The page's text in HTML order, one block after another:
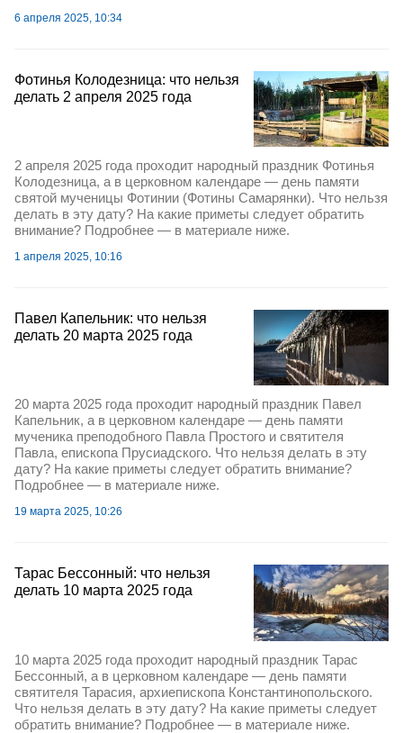
6 апреля 2025, 10:34
Фотинья Колодезница: что нельзя
делать 2 апреля 2025 года
2 апреля 2025 года проходит народный праздник Фотинья
Колодезница, а в церковном календаре — день памяти
святой мученицы Фотинии (Фотины Самарянки). Что нельзя
делать в эту дату? На какие приметы следует обратить
внимание? Подробнее — в материале ниже.
1 апреля 2025, 10:16
Павел Капельник: что нельзя
делать 20 марта 2025 года
20 марта 2025 года проходит народный праздник Павел
Капельник, а в церковном календаре — день памяти
мученика преподобного Павла Простого и святителя
Павла, епископа Прусиадского. Что нельзя делать в эту
дату? На какие приметы следует обратить внимание?
Подробнее — в материале ниже.
19 марта 2025, 10:26
Тарас Бессонный: что нельзя
делать 10 марта 2025 года
10 марта 2025 года проходит народный праздник Тарас
Бессонный, а в церковном календаре — день памяти
святителя Тарасия, архиепископа Константинопольского.
Что нельзя делать в эту дату? На какие приметы следует
обратить внимание? Подробнее — в материале ниже.